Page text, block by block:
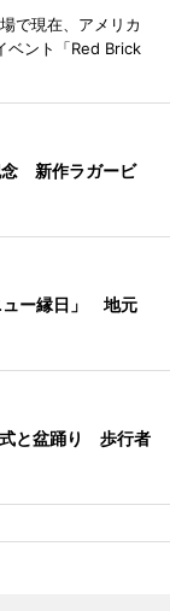
で現在、アメリカ
ベント「Red Brick
念 新作ラガービ
ュー縁日」 地元
と盆踊り 歩行者